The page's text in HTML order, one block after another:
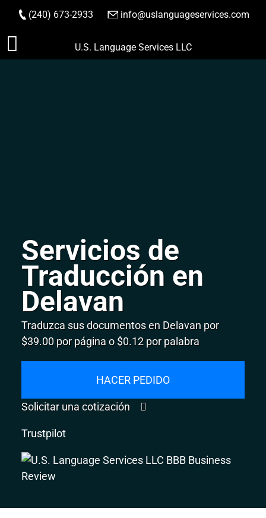
Saltar
(240) 673-2933 info@uslanguageservices.com
HACER PEDIDO
U.S. Language Services LLC
Servicios de
Traducción en
Delavan
Traduzca sus documentos en Delavan por
$39.00 por página o $0.12 por palabra
HACER PEDIDO
Solicitar una cotización
Trustpilot